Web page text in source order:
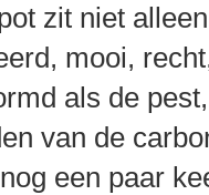
zit niet
mooi,
als de
van de
een paar